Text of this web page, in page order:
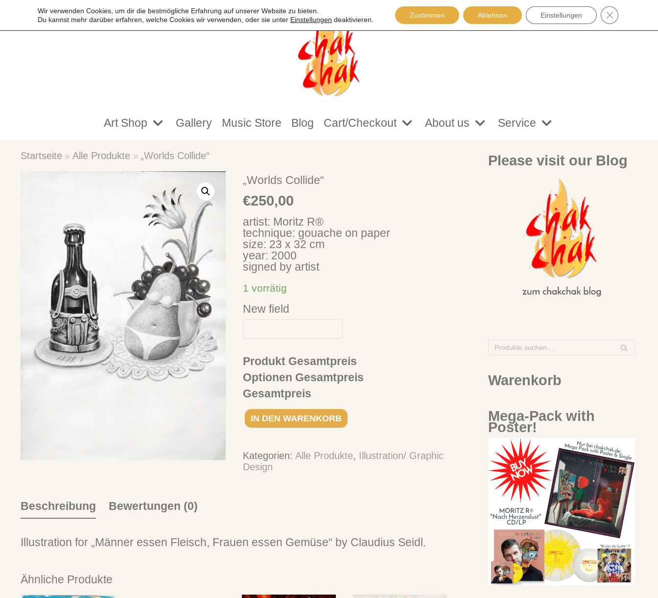
Art Shop Gallery Music Store Blog Cart/Checkout About us Service
Startseite » Alle Produkte » „Worlds Collide“
„Worlds Collide“
€250,00
artist: Moritz R®
technique: gouache on paper
size: 23 x 32 cm
year: 2000
signed by artist
1 vorrätig
New field
Produkt Gesamtpreis
Optionen Gesamtpreis
Gesamtpreis
IN DEN WARENKORB
Kategorien:Alle Produkte, Illustration/ Graphic
Design
Beschreibung Bewertungen (0)
Illustration for „Männer essen Fleisch, Frauen essen Gemüse“ by Claudius Seidl.
Ähnliche Produkte
Please visit our Blog
S
Warenkorb
Mega-Pack with
Poster!
Wir verwenden Cookies, um dir die bestmögliche Erfahrung auf unserer Website zu bieten.
Du kannst mehr darüber erfahren, welche Cookies wir verwenden, oder sie unter Einstellungen deaktivieren.
Zustimmen Ablehnen Einstellungen GDPR